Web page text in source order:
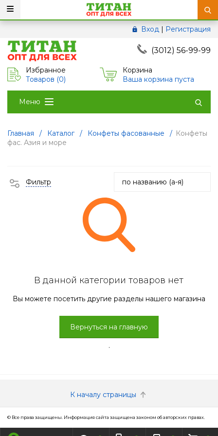
Вход | Регистрация
(3012) 56-99-99
Избранное
Товаров (0)
Корзина
Ваша корзина пуста
Меню
Главная / Каталог / Конфеты фасованные / Конфеты
фас. Азия и море
Фильтр
В данной категории товаров нет
Вы можете посетить другие разделы нашего магазина
Вернуться на главную
.
К началу страницы
© Все права защищены. Информация сайта защищена законом об авторских правах.